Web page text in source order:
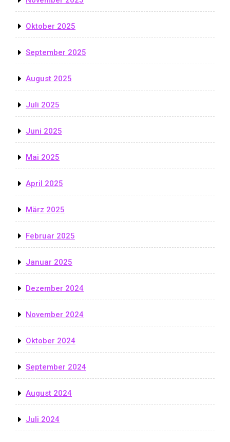
Oktober 2025
September 2025
August 2025
Juli 2025
Juni 2025
Mai 2025
April 2025
März 2025
Februar 2025
Januar 2025
Dezember 2024
November 2024
Oktober 2024
September 2024
August 2024
Juli 2024